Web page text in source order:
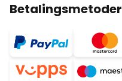
Betalingsmetoder